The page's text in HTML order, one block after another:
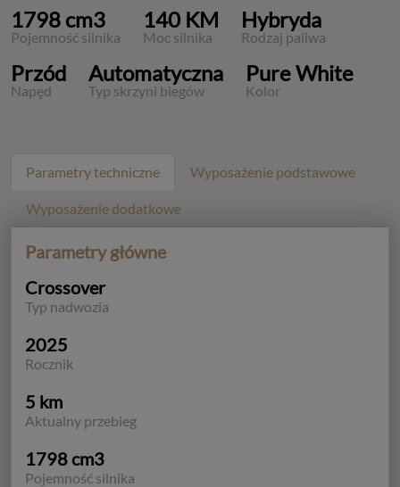
1798 cm3
Pojemność silnika
140 KM
Moc silnika
Hybryda
Rodzaj paliwa
Przód
Napęd
Automatyczna
Typ skrzyni biegów
Pure White
Kolor
Parametry techniczne Wyposażenie podstawowe
Wyposażenie dodatkowe
Parametry główne
Crossover
Typ nadwozia
2025
Rocznik
5 km
Aktualny przebieg
1798 cm3
Pojemność silnika